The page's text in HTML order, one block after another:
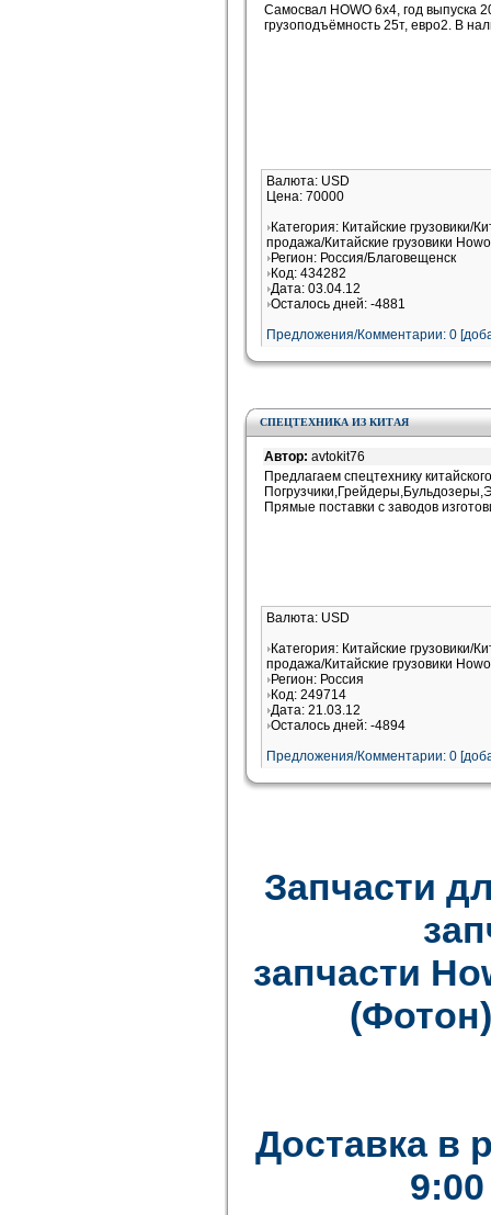
Самосвал HOWO 6x4, год выпуска
грузоподъёмность 25т, евро2. В
Валюта: USD
Цена: 70000
Категория: Китайские грузовики/
продажа/Китайские грузовики
Регион: Россия/Благовещенск
Код: 434282
Дата: 03.04.12
Осталось дней: -4881
Предложения/Комментарии: 0
СПЕЦТЕХНИКА ИЗ КИТАЯ
Автор: avtokit76
Предлагаем спецтехнику
Прямые поставки с заводов
Валюта: USD
Категория: Китайские грузовики/
продажа/Китайские грузовики
Регион: Россия
Код: 249714
Дата: 21.03.12
Осталось дней: -4894
Предложения/Комментарии: 0
Запчасти
запчасти
Доставка в